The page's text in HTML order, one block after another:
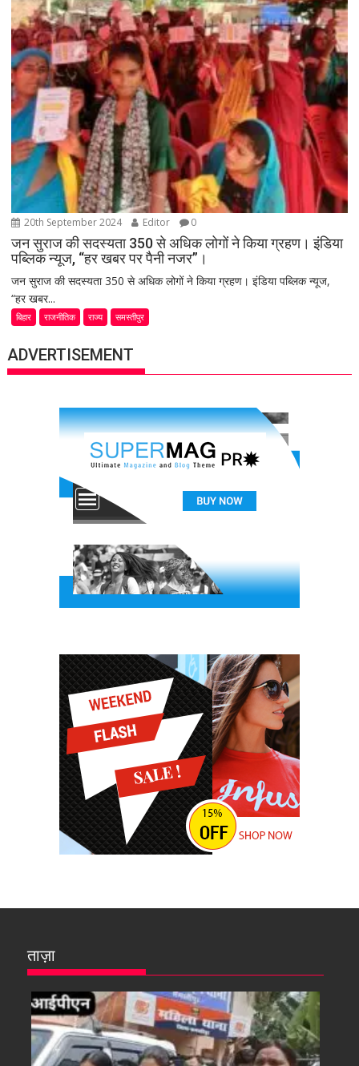
20th September 2024 Editor 0
जन सुराज की सदस्यता 350 से अधिक लोगों ने किया ग्रहण। इंडिया
पब्लिक न्यूज, “हर खबर पर पैनी नजर”।
जन सुराज की सदस्यता 350 से अधिक लोगों ने किया ग्रहण। इंडिया पब्लिक न्यूज,
“हर खबर...
बिहार राजनीतिक राज्य समस्तीपुर
ADVERTISEMENT
ताज़ा